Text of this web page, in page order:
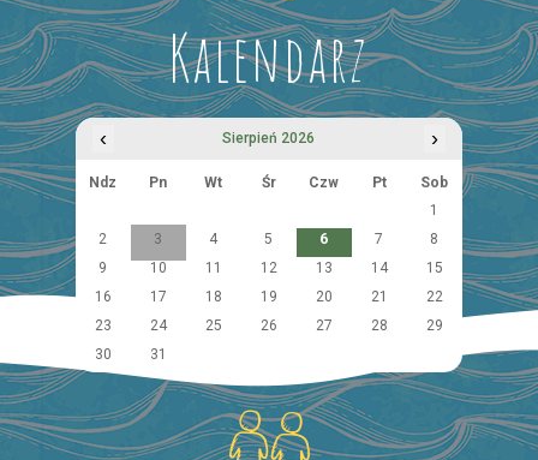
Kalendarz
‹ Sierpień 2026 ›
Ndz Pn Wt Śr Czw Pt
Sob
1
2
3 4 5 6 7
8
9
10 11 12 13 14
15
16
17 18 19 20 21
22
23
24 25 26 27 28
29
30
31